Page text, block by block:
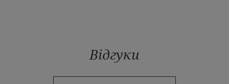
Відгуки